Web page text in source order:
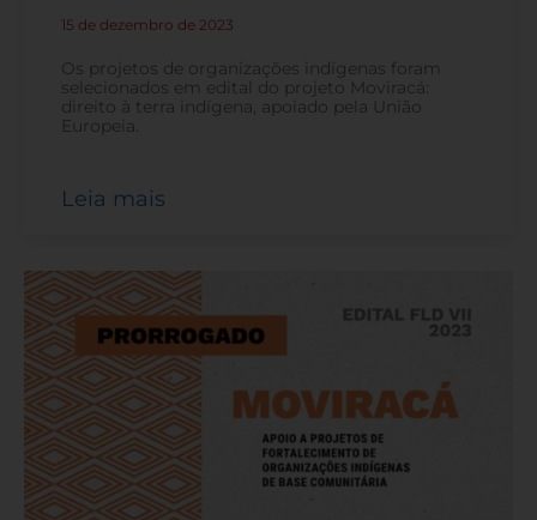
15 de dezembro de 2023
Os projetos de organizações indígenas foram
selecionados em edital do projeto Moviracá:
direito à terra indígena, apoiado pela União
Europeia.
Leia mais